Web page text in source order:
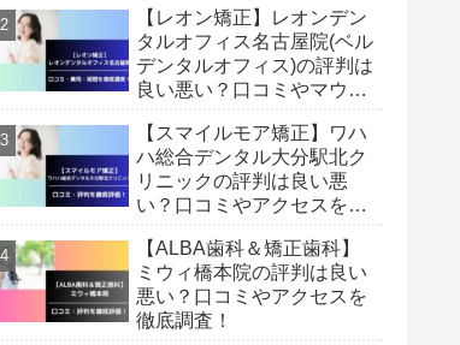
用・期間を徹底調査！
【レオン矯正】レオンデン
タルオフィス名古屋院(ベル
デンタルオフィス)の評判は
良い悪い？口コミやマウス
底調査！
【スマイルモア矯正】ワハ
ハ総合デンタル大分駅北ク
リニックの評判は良い悪
い？口コミやアクセスを徹
【ALBA歯科＆矯正歯科】
ミウィ橋本院の評判は良い
悪い？口コミやアクセスを
徹底調査！